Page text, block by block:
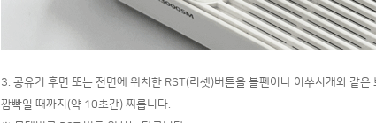
3. 공유기 후면 또는 전면에 위치한 RST(리셋)버튼을 볼펜이나 이쑤시개와 같은
깜빡일 때까지(약 10초간) 찌릅니다.